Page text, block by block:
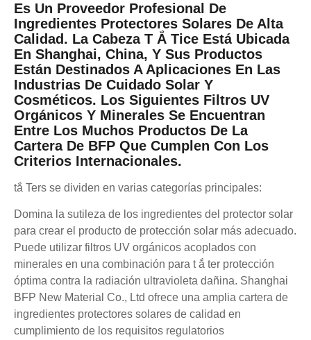
Es Un Proveedor Profesional De
Ingredientes Protectores Solares De Alta
Calidad. La Cabeza T Ắ Tice Está Ubicada
En Shanghai, China, Y Sus Productos
Están Destinados A Aplicaciones En Las
Industrias De Cuidado Solar Y
Cosméticos. Los Siguientes Filtros UV
Orgánicos Y Minerales Se Encuentran
Entre Los Muchos Productos De La
Cartera De BFP Que Cumplen Con Los
Criterios Internacionales.
tắ Ters se dividen en varias categorías principales:
Domina la sutileza de los ingredientes del protector solar
para crear el producto de protección solar más adecuado.
Puede utilizar filtros UV orgánicos acoplados con
minerales en una combinación para t ắ ter protección
óptima contra la radiación ultravioleta dañina. Shanghai
BFP New Material Co., Ltd ofrece una amplia cartera de
ingredientes protectores solares de calidad en
cumplimiento de los requisitos regulatorios